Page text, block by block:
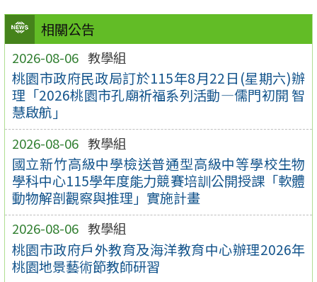
相關公告
2026-08-06 教學組
桃園市政府民政局訂於115年8月22日(星期六)辦
理「2026桃園市孔廟祈福系列活動—儒門初開 智
慧啟航」
2026-08-06 教學組
國立新竹高級中學檢送普通型高級中等學校生物
學科中心115學年度能力競賽培訓公開授課「軟體
動物解剖觀察與推理」實施計畫
2026-08-06 教學組
桃園市政府戶外教育及海洋教育中心辦理2026年
桃園地景藝術節教師研習